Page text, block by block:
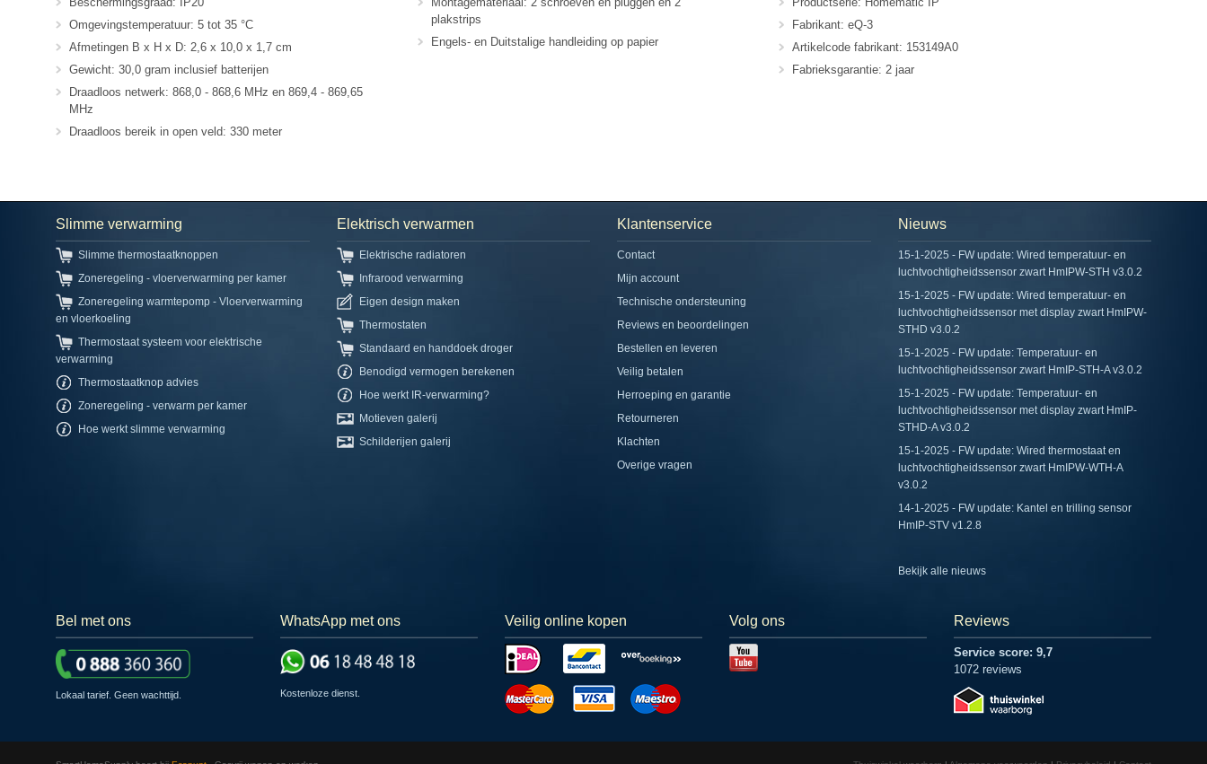
Omgevingstemperatuur: 5 tot 35 °C
Afmetingen B x H x D: 2,6 x 10,0 x 1,7 cm
Gewicht: 30,0 gram inclusief batterijen
Draadloos netwerk: 868,0 - 868,6 MHz en 869,4 - 869,65
MHz
Draadloos bereik in open veld: 330 meter
plakstrips
Engels- en Duitstalige handleiding op papier
Fabrikant: eQ-3
Artikelcode fabrikant: 153149A0
Fabrieksgarantie: 2 jaar
Slimme verwarming
Slimme thermostaatknoppen
Zoneregeling - vloerverwarming per kamer
Zoneregeling warmtepomp - Vloerverwarming
en vloerkoeling
Thermostaat systeem voor elektrische
verwarming
Thermostaatknop advies
Zoneregeling - verwarm per kamer
Hoe werkt slimme verwarming
Elektrisch verwarmen
Elektrische radiatoren
Infrarood verwarming
Eigen design maken
Thermostaten
Standaard en handdoek droger
Benodigd vermogen berekenen
Hoe werkt IR-verwarming?
Motieven galerij
Schilderijen galerij
Klantenservice
Contact
Mijn account
Technische ondersteuning
Reviews en beoordelingen
Bestellen en leveren
Veilig betalen
Herroeping en garantie
Retourneren
Klachten
Overige vragen
Nieuws
15-1-2025 - FW update: Wired temperatuur- en
luchtvochtigheidssensor zwart HmIPW-STH v3.0.2
15-1-2025 - FW update: Wired temperatuur- en
luchtvochtigheidssensor met display zwart HmIPW-
STHD v3.0.2
15-1-2025 - FW update: Temperatuur- en
luchtvochtigheidssensor zwart HmIP-STH-A v3.0.2
15-1-2025 - FW update: Temperatuur- en
luchtvochtigheidssensor met display zwart HmIP-
STHD-A v3.0.2
15-1-2025 - FW update: Wired thermostaat en
luchtvochtigheidssensor zwart HmIPW-WTH-A
v3.0.2
14-1-2025 - FW update: Kantel en trilling sensor
HmIP-STV v1.2.8
Bekijk alle nieuws
Bel met ons
Lokaal tarief. Geen wachttijd.
WhatsApp met ons
Kostenloze dienst.
Veilig online kopen Volg ons Reviews
Service score: 9,7
1072 reviews